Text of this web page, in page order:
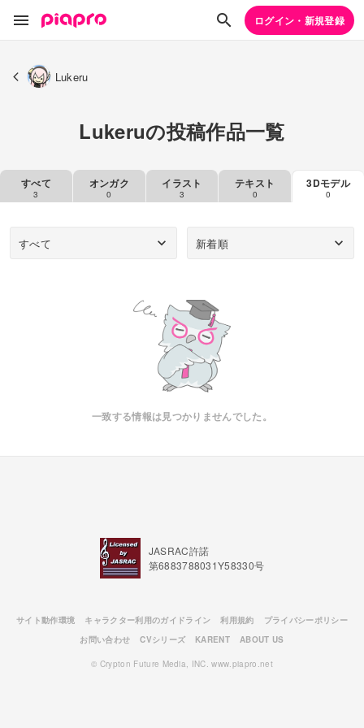
ログイン・新規登録
Lukeru
Lukeruの投稿作品一覧
すべて
3
オンガク
0
イラスト
3
テキスト
0
3Dモデル
0
すべて 新着順
一致する情報は見つかりませんでした。
JASRAC許諾
第6883788031Y58330号
サイト動作環境 キャラクター利用のガイドライン 利用規約
プライバシーポリシー
お問い合わせ
CVシリーズ KARENT ABOUT US
© Crypton Future Media, INC. www.piapro.net